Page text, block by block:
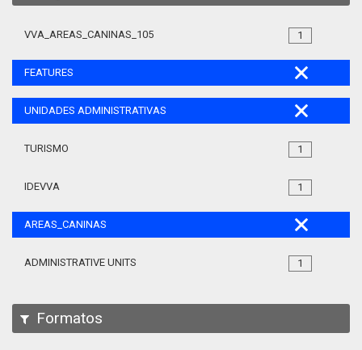
1
VVA_AREAS_CANINAS_105
FEATURES
UNIDADES ADMINISTRATIVAS
1
TURISMO
1
IDEVVA
AREAS_CANINAS
1
ADMINISTRATIVE UNITS
Formatos